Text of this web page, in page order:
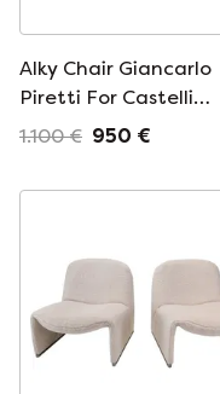
Alky Chair Giancarlo
Piretti For Castelli
Vintage 70Er
1.100 € 950 €